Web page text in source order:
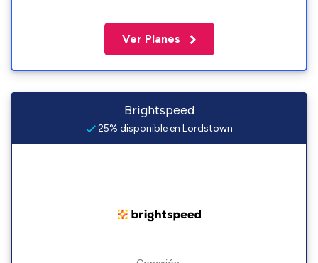
Ver Planes
Brightspeed
25% disponible en Lordstown